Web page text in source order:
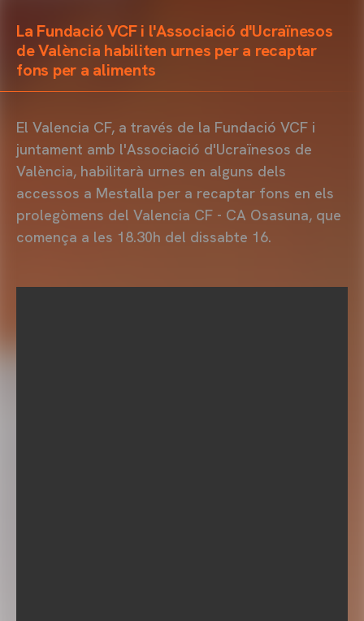
La Fundació VCF i l'Associació d'Ucraïnesos
de València habiliten urnes per a recaptar
fons per a aliments
El Valencia CF, a través de la Fundació VCF i
juntament amb l'Associació d'Ucraïnesos de
València, habilitarà urnes en alguns dels
accessos a Mestalla per a recaptar fons en els
prolegòmens del Valencia CF - CA Osasuna, que
comença a les 18.30h del dissabte 16.